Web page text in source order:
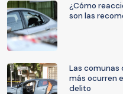
¿Cómo
son las
Las comunas
más ocurren
delito